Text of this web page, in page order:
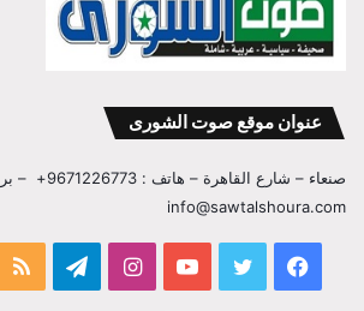
عنوان موقع صوت الشورى
صنعاء – شارع
info@sawtalshoura.com
فيسبوك تويتر يوتيوبانستقرامتيلقرام